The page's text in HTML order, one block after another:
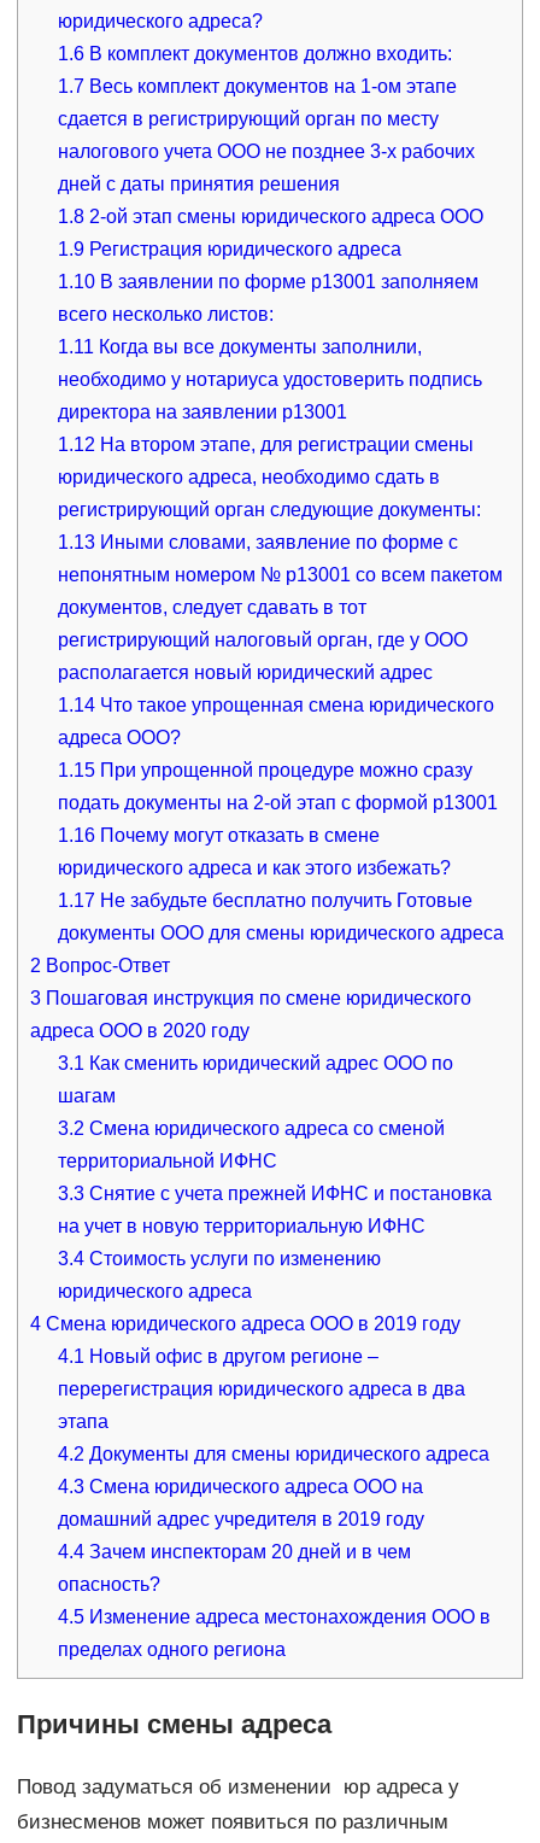
юридического адреса?
1.6 В комплект документов должно входить:
1.7 Весь комплект документов на 1-ом этапе
сдается в регистрирующий орган по месту
налогового учета ООО не позднее 3-х рабочих
дней с даты принятия решения
1.8 2-ой этап смены юридического адреса ООО
1.9 Регистрация юридического адреса
1.10 В заявлении по форме р13001 заполняем
всего несколько листов:
1.11 Когда вы все документы заполнили,
необходимо у нотариуса удостоверить подпись
директора на заявлении р13001
1.12 На втором этапе, для регистрации смены
юридического адреса, необходимо сдать в
регистрирующий орган следующие документы:
1.13 Иными словами, заявление по форме с
непонятным номером № р13001 со всем пакетом
документов, следует сдавать в тот
регистрирующий налоговый орган, где у ООО
располагается новый юридический адрес
1.14 Что такое упрощенная смена юридического
адреса ООО?
1.15 При упрощенной процедуре можно сразу
подать документы на 2-ой этап с формой р13001
1.16 Почему могут отказать в смене
юридического адреса и как этого избежать?
1.17 Не забудьте бесплатно получить Готовые
документы ООО для смены юридического адреса
2 Вопрос-Ответ
3Пошаговая инструкция по смене юридического
адреса ООО в 2020 году
3.1 Как сменить юридический адрес ООО по
шагам
3.2 Смена юридического адреса со сменой
территориальной ИФНС
3.3 Снятие с учета прежней ИФНС и постановка
на учет в новую территориальную ИФНС
3.4 Стоимость услуги по изменению
юридического адреса
4Смена юридического адреса ООО в 2019 году
4.1 Новый офис в другом регионе –
перерегистрация юридического адреса в два
этапа
4.2 Документы для смены юридического адреса
4.3 Смена юридического адреса ООО на
домашний адрес учредителя в 2019 году
4.4 Зачем инспекторам 20 дней и в чем
опасность?
4.5 Изменение адреса местонахождения ООО в
пределах одного региона
Причины смены адреса
Повод задуматься об изменении юр адреса у
бизнесменов может появиться по различным